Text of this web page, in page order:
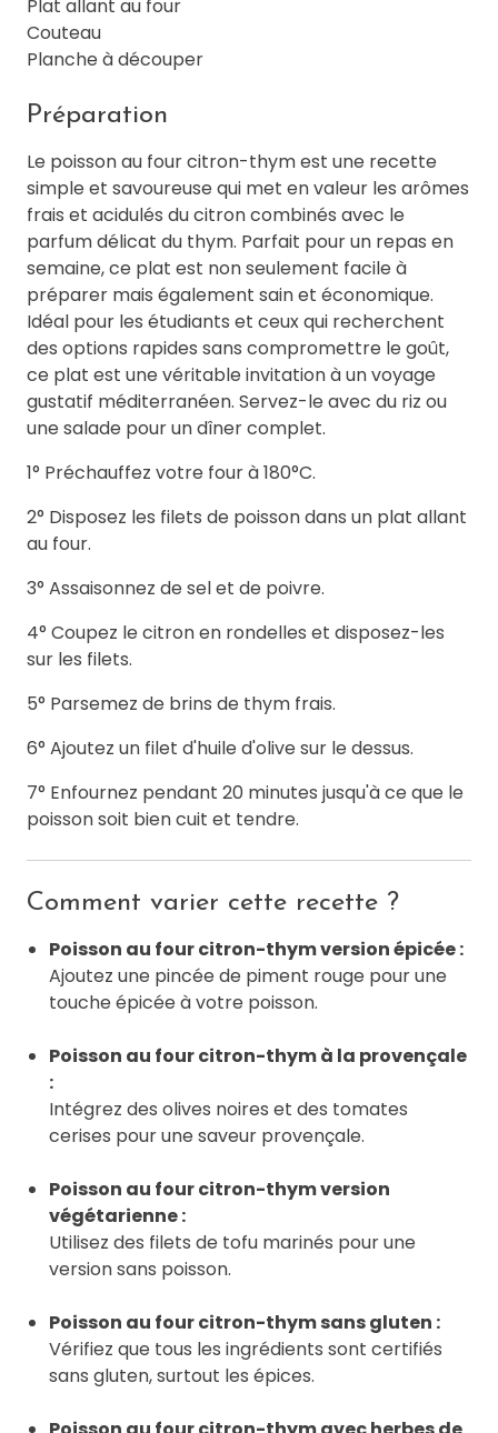
Plat allant au four
Couteau
Planche à découper
Préparation
Le poisson au four citron-thym est une recette
simple et savoureuse qui met en valeur les arômes
frais et acidulés du citron combinés avec le
parfum délicat du thym. Parfait pour un repas en
semaine, ce plat est non seulement facile à
préparer mais également sain et économique.
Idéal pour les étudiants et ceux qui recherchent
des options rapides sans compromettre le goût,
ce plat est une véritable invitation à un voyage
gustatif méditerranéen. Servez-le avec du riz ou
une salade pour un dîner complet.
1° Préchauffez votre four à 180°C.
2° Disposez les filets de poisson dans un plat allant
au four.
3° Assaisonnez de sel et de poivre.
4° Coupez le citron en rondelles et disposez-les
sur les filets.
5° Parsemez de brins de thym frais.
6° Ajoutez un filet d'huile d'olive sur le dessus.
7° Enfournez pendant 20 minutes jusqu'à ce que le
poisson soit bien cuit et tendre.
Comment varier cette recette ?
Poisson au four citron-thym version épicée :
Ajoutez une pincée de piment rouge pour une
touche épicée à votre poisson.
Poisson au four citron-thym à la provençale
:
Intégrez des olives noires et des tomates
cerises pour une saveur provençale.
Poisson au four citron-thym version
végétarienne :
Utilisez des filets de tofu marinés pour une
version sans poisson.
Poisson au four citron-thym sans gluten :
Vérifiez que tous les ingrédients sont certifiés
sans gluten, surtout les épices.